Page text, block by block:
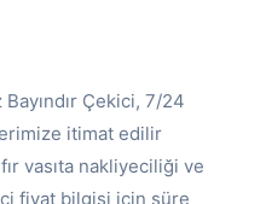
Bayındır Çekici, 7/24
itimat edilir
vasıta nakliyeciliği ve
fiyat bilgisi için süre